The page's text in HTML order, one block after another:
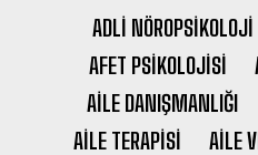
ADLI NÖROPSIKOLOJI
AFET PSIKOLOJISI
AILE DANIŞMANLIĞI
AILE TERAPISI
AILE